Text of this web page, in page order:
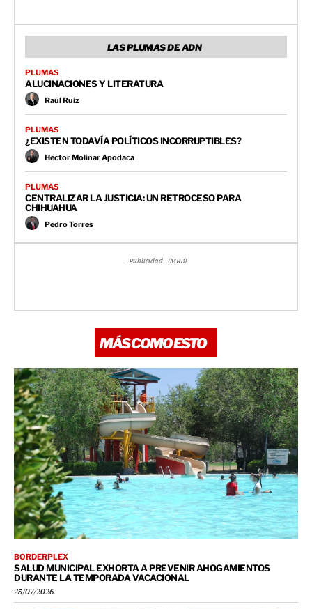
LAS PLUMAS DE ADN
PLUMAS
ALUCINACIONES Y LITERATURA
Raúl Ruiz
PLUMAS
¿EXISTEN TODAVÍA POLÍTICOS INCORRUPTIBLES?
Héctor Molinar Apodaca
PLUMAS
CENTRALIZAR LA JUSTICIA: UN RETROCESO PARA
CHIHUAHUA
Pedro Torres
- Publicidad - (MR3)
MÁS COMO ESTO
BORDERPLEX
SALUD MUNICIPAL EXHORTA A PREVENIR AHOGAMIENTOS
DURANTE LA TEMPORADA VACACIONAL
25/07/2026